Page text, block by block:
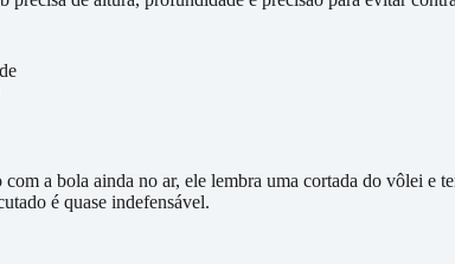
a bola ainda no ar, ele lembra uma cortada do vôlei e
é quase indefensável.